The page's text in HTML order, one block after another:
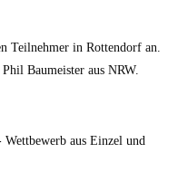
Teilnehmer in Rottendorf an.
Baumeister aus NRW.
aus Einzel und